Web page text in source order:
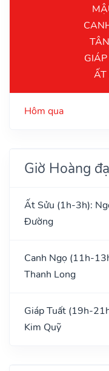
Hôm qua
Giờ Hoàng
Ất Sửu (1h-3h):
Đường
Canh Ngọ (11h-
Thanh Long
Giáp Tuất (19h-
Kim Quỹ